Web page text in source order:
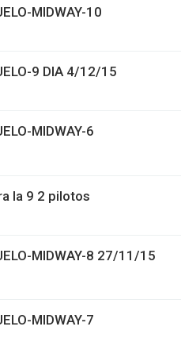
MIDWAY-10
9 DIA 4/12/15
MIDWAY-6
la 9 2 pilotos
MIDWAY-8 27/11/15
MIDWAY-7